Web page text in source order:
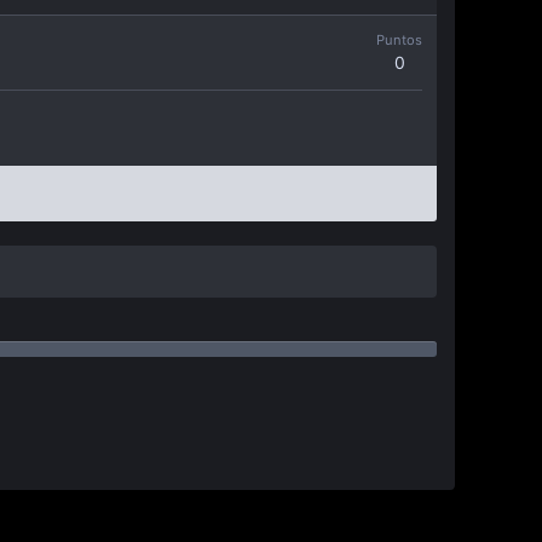
Puntos
0